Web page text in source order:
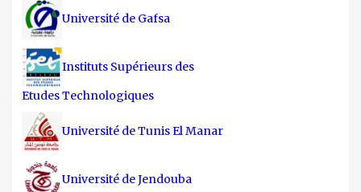
Université de Gafsa
Instituts Supérieurs des
Etudes Technologiques
Université de Tunis El Manar
Université de Jendouba